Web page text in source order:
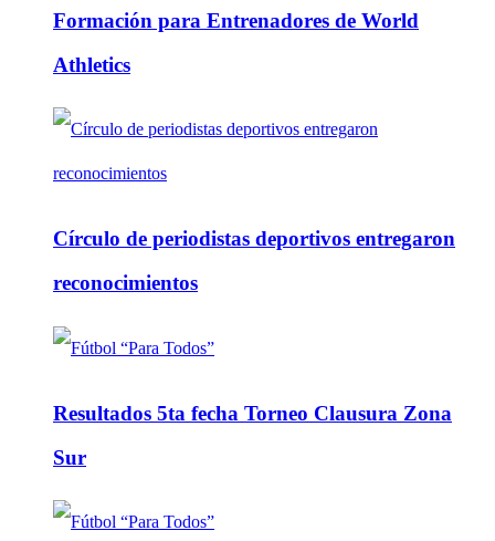
Formación para Entrenadores de World
Athletics
Círculo de periodistas deportivos entregaron
reconocimientos
Resultados 5ta fecha Torneo Clausura Zona
Sur